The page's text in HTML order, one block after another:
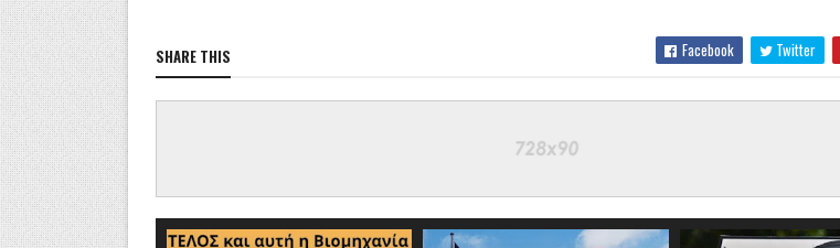
SHARE THIS Facebook Twitter